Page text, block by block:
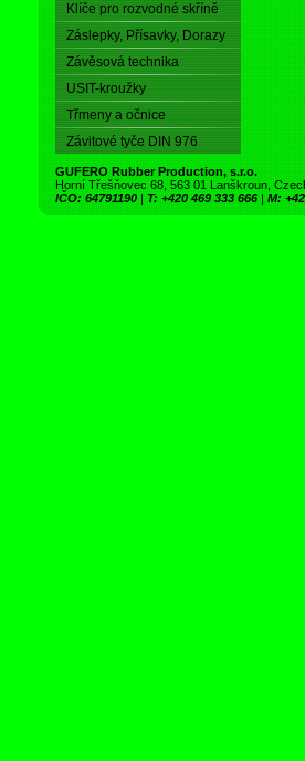
Klíče pro rozvodné skříně
Záslepky, Přísavky, Dorazy
Závěsová technika
USIT-kroužky
Třmeny a očnice
Závitové tyče DIN 976
GUFERO Rubber Production, s.r.o.
Horní Třešňovec 68, 563 01 Lanškroun,
IČO: 64791190 | T: +420 469 333 666 | M: